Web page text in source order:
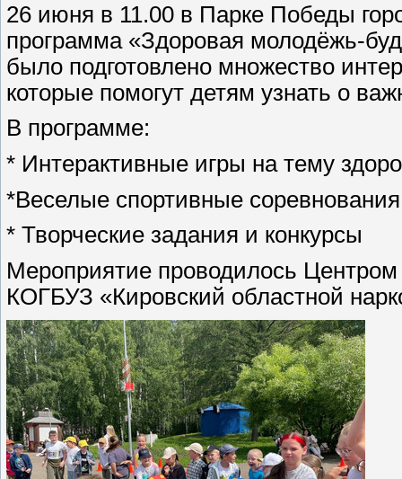
26 июня в 11.00 в Парке Победы
программа «Здоровая молодёжь-
было подготовлено множество
которые помогут детям узнать о
В программе:
* Интерактивные игры на тему
*Веселые спортивные соревнования
* Творческие задания и конкурсы
Мероприятие проводилось Центром
КОГБУЗ «Кировский областной